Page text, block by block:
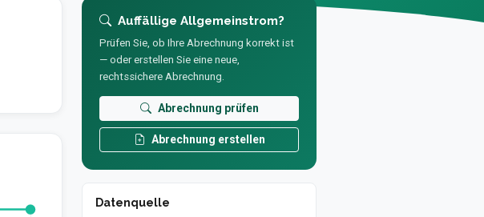
Auffällige Allgemeinstrom?
Prüfen Sie, ob Ihre Abrechnung korrekt ist
— oder erstellen Sie eine neue,
rechtssichere Abrechnung.
Abrechnung prüfen
Abrechnung erstellen
Datenquelle